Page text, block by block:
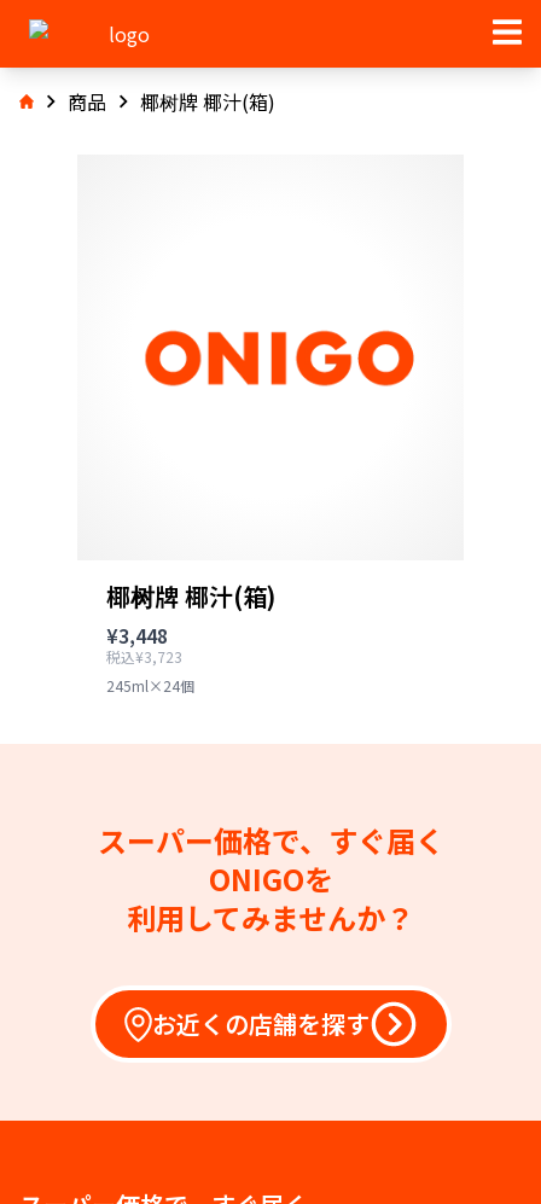
商品 椰树牌 椰汁(箱)
椰树牌 椰汁(箱)
¥3,448
税込¥3,723
245ml×24個
スーパー価格で、すぐ届く
ONIGOを
利用してみませんか？
お近くの店舗を探す